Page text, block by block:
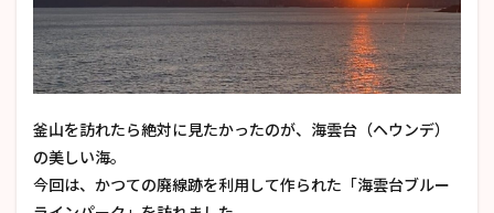
釜山を訪れたら絶対に見たかったのが、海雲台（ヘウンデ）
の美しい海。
今回は、かつての廃線跡を利用して作られた「海雲台ブルー